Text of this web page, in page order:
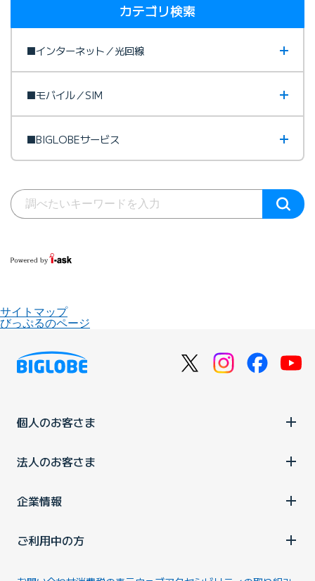
カテゴリ検索
■インターネット／光回線
■モバイル／SIM
■BIGLOBEサービス
サイトマップ
びっぷるのページ
個人のお客さま
法人のお客さま
企業情報
ご利用中の方